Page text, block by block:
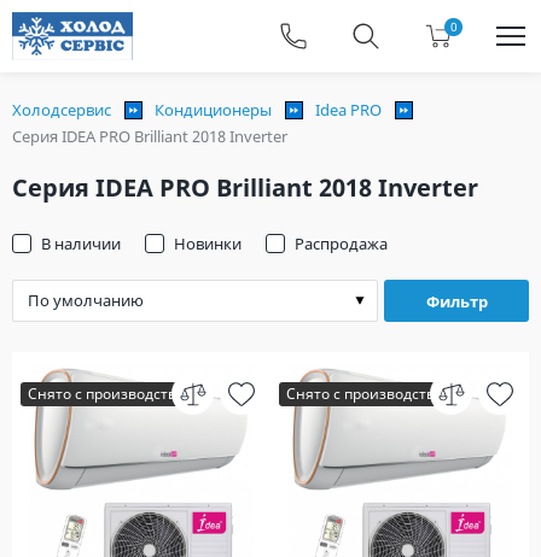
0
Холодсервис Кондиционеры
Idea PRO
Серия IDEA PRO Brilliant 2018 Inverter
Серия IDEA PRO Brilliant 2018 Inverter
Фильтр
В наличии Новинки Распродажа
Снято с производства Снято с производства